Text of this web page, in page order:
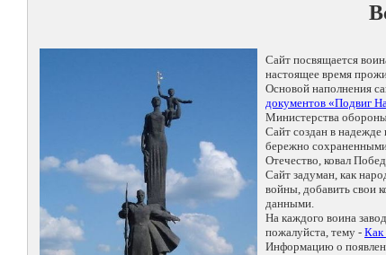
Сайт посвящается
настоящее время
Основой наполнения
документов «Подвиг
Министерства
Сайт создан в
бережно
Отечество, ковал
Сайт задуман, как
войны, добавить свои
данными.
На каждого воина
пожалуйста, тему - Как
Информацию о